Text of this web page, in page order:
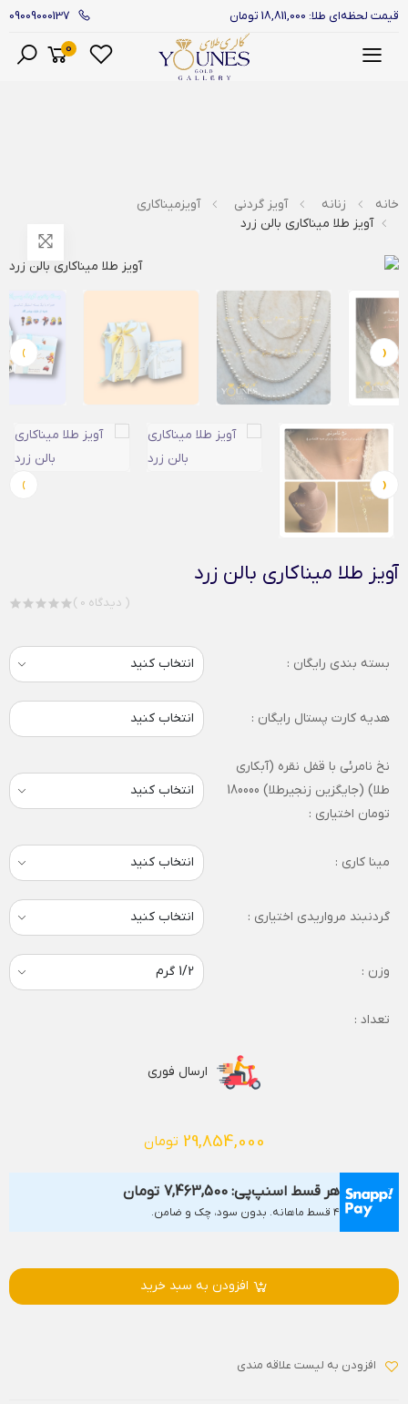
قیمت لحظه‌ای طلا: 18,811,000 تومان 09009000137
منو
0
خانه زنانه آویز گردنی
آویزمیناکاری
آویز طلا میناکاری بالن زرد
‹
›
‹
›
آویز طلا میناکاری بالن زرد
( 0 دیدگاه )
بسته بندی رایگان :
هدیه کارت پستال رایگان : انتخاب کنید
نخ نامرئی با قفل نقره (آبکاری
طلا) (جایگزین زنجیرطلا) 180000
تومان اختیاری :
مینا کاری :
گردنبند مرواریدی اختیاری :
وزن :
تعداد :
ارسال فوری
29,854,000 تومان
هر قسط اسنپ‌پی: 7,463,500 تومان
۴ قسط ماهانه. بدون سود، چک و ضامن.
افزودن به سبد خرید
افزودن به لیست علاقه مندی